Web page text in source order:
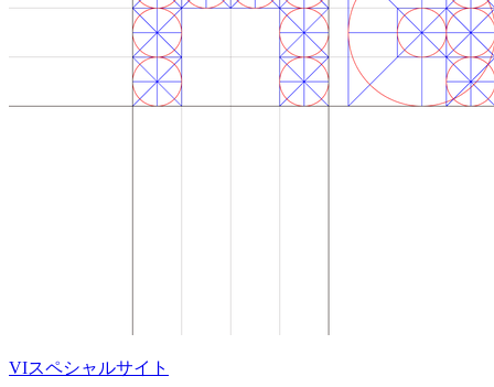
VIスペシャルサイト